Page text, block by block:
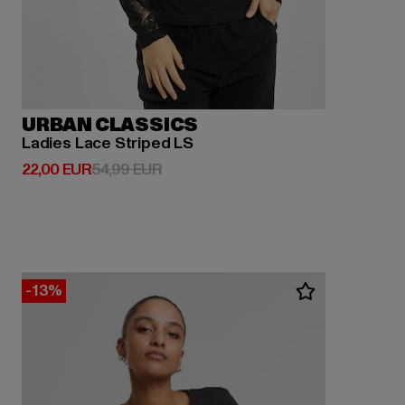
URBAN CLASSICS
Ladies Lace Striped LS
22,00 EUR
Derzeitiger Preis: 22,00 EUR
54,99 EURAktionspreis: 54,99 EUR
-13%